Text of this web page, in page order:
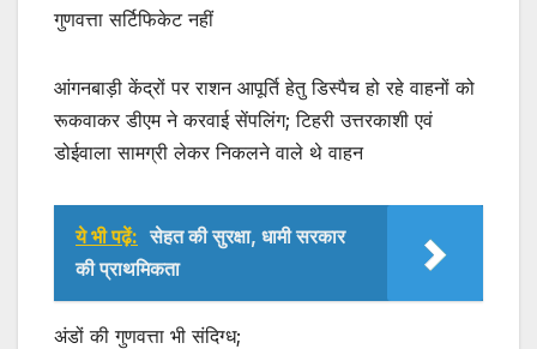
गुणवत्ता सर्टिफिकेट नहीं
आंगनबाड़ी केंद्रों पर राशन आपूर्ति हेतु डिस्पैच हो रहे वाहनों को
रूकवाकर डीएम ने करवाई सेंपलिंग; टिहरी उत्तरकाशी एवं
डोईवाला सामग्री लेकर निकलने वाले थे वाहन
ये भी पढ़ें: सेहत की सुरक्षा, धामी सरकार
की प्राथमिकता
अंडों की गुणवत्ता भी संदिग्ध;